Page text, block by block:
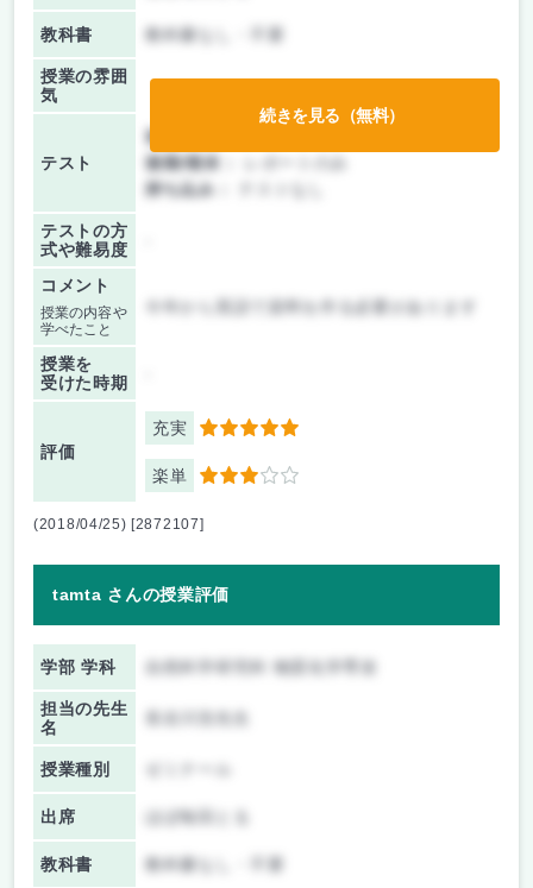
教科書 教科書なし・不要
授業の雰囲
気
テスト
前期/中間：
後期/期末：
持ち込み：
テストの方
式や難易度
コメント
授業の内容や
学べたこと
今年から英語で資料を作る必要があります
授業を
受けた時期
評価
充実 5
楽単 3
続きを見る（無料）
(2018/04/25) [2872107]
tamta さんの授業評価
学部 学科 自然科学研究科 物質化学専攻
担当の先生
名
授業種別
出席 ほぼ毎回とる
教科書 教科書なし・不要